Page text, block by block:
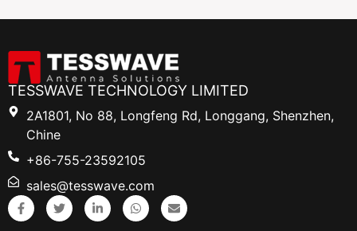
TESSWAVE TECHNOLOGY LIMITED
2A1801, No 88, Longfeng Rd, Longgang, Shenzhen,
Chine
+86-755-23592105
sales@tesswave.com